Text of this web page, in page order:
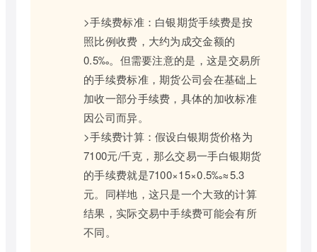
>手续费标准：白银期货手续费是按
照比例收费，大约为成交金额的
0.5‰。但需要注意的是，这是交易所
的手续费标准，期货公司会在基础上
加收一部分手续费，具体的加收标准
因公司而异。
>手续费计算：假设白银期货价格为
7100元/千克，那么交易一手白银期货
的手续费就是7100×15×0.5‰≈5.3
元。同样地，这只是一个大致的计算
结果，实际交易中手续费可能会有所
不同。